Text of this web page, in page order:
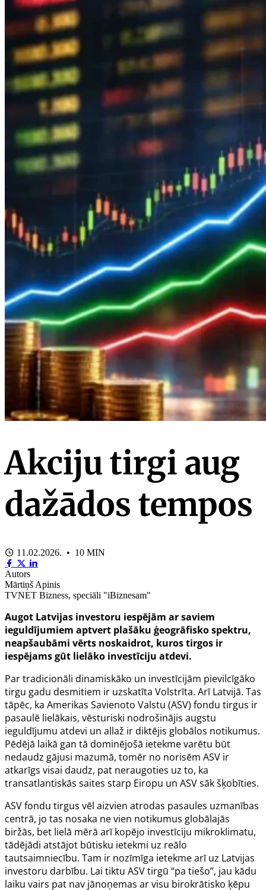
Akciju tirgi aug
dažādos tempos
11.02.2026. • 10 MIN
Autors
Mārtiņš Apinis
TVNET Bizness, speciāli "iBiznesam"
Augot Latvijas investoru iespējām ar saviem
ieguldījumiem aptvert plašāku ģeogrāfisko spektru,
neapšaubāmi vērts noskaidrot, kuros tirgos ir
iespējams gūt lielāko investīciju atdevi.
Par tradicionāli dinamiskāko un investīcijām pievilcīgāko
tirgu gadu desmitiem ir uzskatīta Volstrīta. Arī Latvijā. Tas
tāpēc, ka Amerikas Savienoto Valstu (ASV) fondu tirgus ir
pasaulē lielākais, vēsturiski nodrošinājis augstu
ieguldījumu atdevi un allaž ir diktējis globālos notikumus.
Pēdējā laikā gan tā dominējošā ietekme varētu būt
nedaudz gājusi mazumā, tomēr no norisēm ASV ir
atkarīgs visai daudz, pat neraugoties uz to, ka
transatlantiskās saites starp Eiropu un ASV sāk šķobīties.
ASV fondu tirgus vēl aizvien atrodas pasaules uzmanības
centrā, jo tas nosaka ne vien notikumus globālajās
biržās, bet lielā mērā arī kopējo investīciju mikroklimatu,
tādējādi atstājot būtisku ietekmi uz reālo
tautsaimniecību. Tam ir nozīmīga ietekme arī uz Latvijas
investoru darbību. Lai tiktu ASV tirgū “pa tiešo”, jau kādu
laiku vairs pat nav jānoņemas ar visu birokrātisko ķēpu